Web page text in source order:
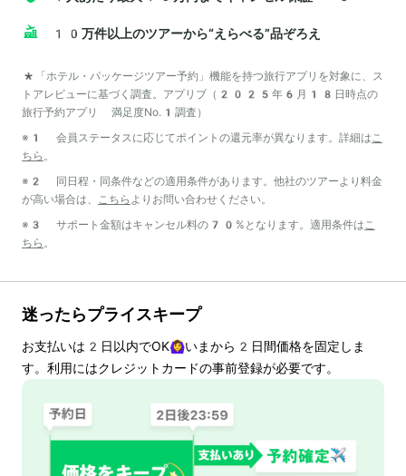
10万件以上のツアーから“えらべる”品ぞろえ
*「ホテル・パッケージツアー予約」機能を持つ旅行アプリを対象に、ス
トアレビューに基づく調査。アプリブ（2025年6月18日時点の
旅行予約アプリ 満足度No.1調査）
※1 会員ステータスに応じてポイントの還元率が異なります。詳細は こ
ちら 。
※2 同日程・同条件などの適用条件があります。他社のツアーより料金
が高い場合は、
こちら よりお問い合わせください。
※3 サポート金額はキャンセル料の70%となります。適用条件は こ
ちら 。
迷ったらプライスキープ
お支払いは 2 日以内でOK🙆‍♀️いまから 2 日間価格を固定しま
す。利用にはクレジットカードの事前登録が必要です。